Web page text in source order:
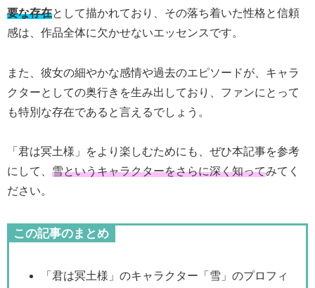
要な存在として描かれており、その落ち着いた性格と信頼
感は、作品全体に欠かせないエッセンスです。
また、彼女の細やかな感情や過去のエピソードが、キャラ
クターとしての奥行きを生み出しており、ファンにとって
も特別な存在であると言えるでしょう。
「君は冥土様」をより楽しむためにも、ぜひ本記事を参考
にして、 雪というキャラクターをさらに深く知ってみてく
ださい。
この記事のまとめ
「君は冥土様」のキャラクター「雪」のプロフィ